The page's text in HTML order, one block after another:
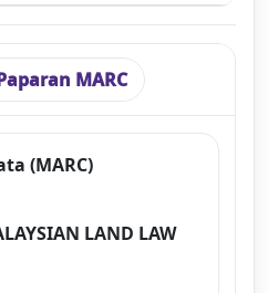
(MARC)
LAND LAW
MARC